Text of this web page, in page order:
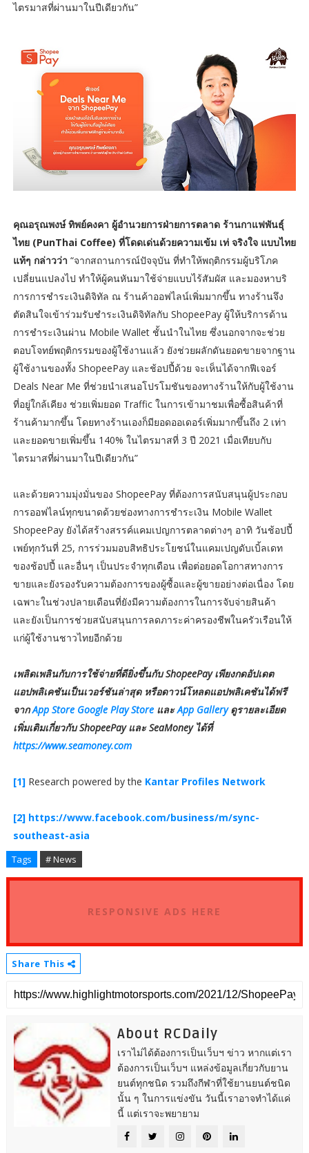
ไตรมาสที่ผ่านมาในปีเดียวกัน”
คุณอรุณพงษ์ ทิพย์คงคา ผู้อำนวยการฝ่ายการตลาด ร้านกาแฟพันธุ์
ไทย (PunThai Coffee) ที่โดดเด่นด้วยความเข้ม เท่ จริงใจ แบบไทย
แท้ๆ กล่าวว่า “จากสถานการณ์ปัจจุบัน ที่ทำให้พฤติกรรมผู้บริโภค
เปลี่ยนแปลงไป ทำให้ผู้คนหันมาใช้จ่ายแบบไร้สัมผัส และมองหาบริ
การการชำระเงินดิจิทัล ณ ร้านค้าออฟไลน์เพิ่มมากขึ้น ทางร้านจึง
ตัดสินใจเข้าร่วมรับชำระเงินดิจิทัลกับ ShopeePay ผู้ให้บริการด้าน
การชำระเงินผ่าน Mobile Wallet ชั้นนำในไทย ซึ่งนอกจากจะช่วย
ตอบโจทย์พฤติกรรมของผู้ใช้งานแล้ว ยังช่วยผลักดันยอดขายจากฐาน
ผู้ใช้งานของทั้ง ShopeePay และช้อปปี้ด้วย จะเห็นได้จากฟีเจอร์
Deals Near Me ที่ช่วยนำเสนอโปรโมชันของทางร้านให้กับผู้ใช้งาน
ที่อยู่ใกล้เคียง ช่วยเพิ่มยอด Traffic ในการเข้ามาชมเพื่อซื้อสินค้าที่
ร้านค้ามากขึ้น โดยทางร้านเองก็มียอดออเดอร์เพิ่มมากขึ้นถึง 2 เท่า
และยอดขายเพิ่มขึ้น 140% ในไตรมาสที่ 3 ปี 2021 เมื่อเทียบกับ
ไตรมาสที่ผ่านมาในปีเดียวกัน”
และด้วยความมุ่งมั่นของ ShopeePay ที่ต้องการสนับสนุนผู้ประกอบ
การออฟไลน์ทุกขนาดด้วยช่องทางการชำระเงิน Mobile Wallet
ShopeePay ยังได้สร้างสรรค์แคมเปญการตลาดต่างๆ อาทิ วันช้อปปี้
เพย์ทุกวันที่ 25, การร่วมมอบสิทธิประโยชน์ในแคมเปญดับเบิ้ลเดท
ของช้อปปี้ และอื่นๆ เป็นประจำทุกเดือน เพื่อต่อยอดโอกาสทางการ
ขายและยังรองรับความต้องการของผู้ซื้อและผู้ขายอย่างต่อเนื่อง โดย
เฉพาะในช่วงปลายเดือนที่ยังมีความต้องการในการจับจ่ายสินค้า
และยังเป็นการช่วยสนับสนุนการลดภาระค่าครองชีพในครัวเรือนให้
แก่ผู้ใช้งานชาวไทยอีกด้วย
เพลิดเพลินกับการใช้จ่ายที่ดียิ่งขึ้นกับ ShopeePay เพียงกดอัปเดต
แอปพลิเคชันเป็นเวอร์ชันล่าสุด หรือดาวน์โหลดแอปพลิเคชันได้ฟรี
จากApp Store Google Play StoreและApp Galleryดูรายละเอียด
เพิ่มเติมเกี่ยวกับ ShopeePay และ SeaMoney ได้ที่
https://www.seamoney.com
[1]Research powered by the Kantar Profiles Network
[2] https://www.facebook.com/business/m/sync-
southeast-asia
Tags # News
RESPONSIVE ADS HERE
Share This
About RCDaily
เราไม่ได้ต้องการเป็นเว็บฯ ข่าว หากแต่เรา
ต้องการเป็นเว็บฯ แหล่งข้อมูลเกี่ยวกับยาน
ยนต์ทุกชนิด รวมถึงกีฬาที่ใช้ยานยนต์ชนิด
นั้น ๆ ในการแข่งขัน วันนี้เราอาจทำได้แค่
นี้ แต่เราจะพยายาม